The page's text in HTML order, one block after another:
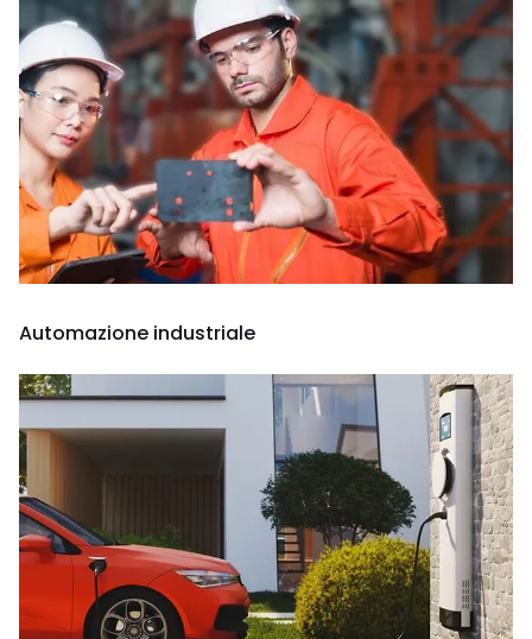
Automazione industriale